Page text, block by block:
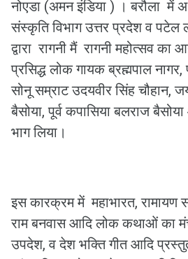
नोएडा (अमन इंडिया ) । बरौला में
संस्कृति विभाग उत्तर प्रदेश व
द्वारा रागनी मैं रागनी महोत्सव का
प्रसिद्ध लोक गायक ब्रह्मपाल नागर,
सोनू सम्राट उदयवीर सिंह चौहान,
बैसोया, पूर्व कपासिया बलराज
भाग लिया।
इस कारक्रम में महाभारत, रामायण
राम बनवास आदि लोक कथाओं का
उपदेश, व देश भक्ति गीत आदि